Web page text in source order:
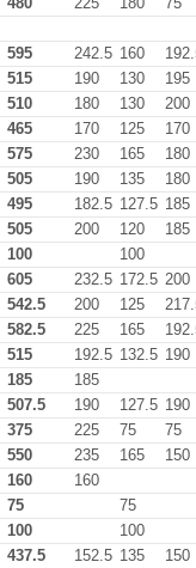
595 242.5 160
515 190 130
195
510 180 130
200
465 170 125
170
575 230 165
180
505 190 135
180
495 182.5 127.5 185
505 200 120
185
100
100
605 232.5 172.5 200
542.5 200 125
582.5 225 165
515 192.5 132.5 190
185
185
507.5 190 127.5 190
375 225 75
75
550 235 165
150
160
160
75
75
100
100
437.5 152.5 135
150